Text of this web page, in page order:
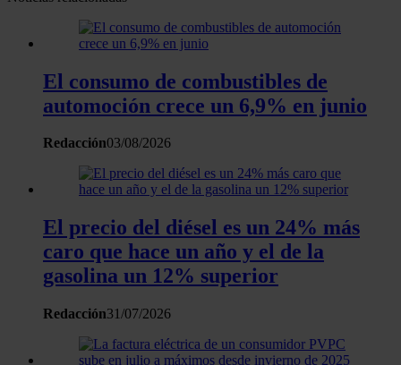
Las cookies de este sitio web se usan para personalizar
el contenido y los anuncios, ofrecer funciones de redes
información sobre el uso que haga del sitio web con
nuestros partners de redes sociales, publicidad y análisis
que les haya proporcionado o que hayan recopilado a
partir del uso que haya hecho de sus servicios.
El consumo de combustibles de
automoción crece un 6,9% en junio
Redacción03/08/2026
El precio del diésel es un 24% más
caro que hace un año y el de la
gasolina un 12% superior
Redacción31/07/2026